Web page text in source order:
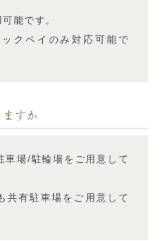
能です。
クペイのみ対応可能で
ますか
車場/駐輪場をご用意して
共有駐車場をご用意して